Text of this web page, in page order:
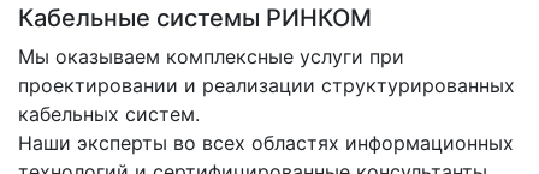
Кабельные системы РИНКОМ
Мы оказываем комплексные услуги при
проектировании и реализации структурированных
кабельных систем.
Наши эксперты во всех областях информационных